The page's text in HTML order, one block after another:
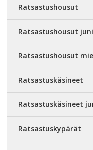
Ratsastushousut
Ratsastushousut
Ratsastushousut
Ratsastuskäsineet
Ratsastuskäsineet
Ratsastuskypärät